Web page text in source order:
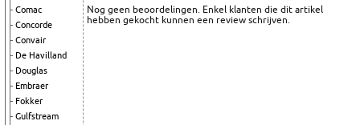
Comac
Concorde
Convair
De Havilland
Douglas
Embraer
Fokker
Gulfstream
Nog geen beoordelingen. Enkel klanten die dit artikel
hebben gekocht kunnen een review schrijven.